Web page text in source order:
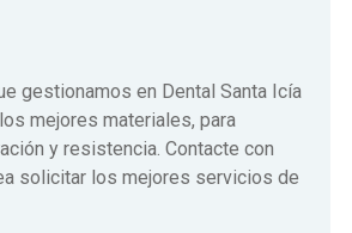
gestionamos en Dental Santa Icía
mejores materiales, para
y resistencia. Contacte con
solicitar los mejores servicios de